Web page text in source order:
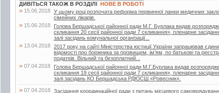
ДИВІТЬСЯ ТАКОЖ В РОЗДІЛІ НОВЕ В РОБОТІ
» 15.06.2018 У цьому році розпочата реформа первинної ланки медичних
сімейних лікарів.
» 15.06.2018
Голова Бершадської районної ради М.Г. Бурлака видав
скликання 20 сесії районної ради 7 скликання», пленарне
залі засідань комунальної організації...
» 13.04.2018 2017 року на сайті Міністерства юстиції України запрацював
відомості про боржника за прізвищем, ім’ям, по батькові та
податків. Вільний та безоплатний...
» 07.04.2018
Голова Бершадської районної ради М.Г.Бурлака видав
скликання 19 сесії районної ради 7 скликання», пленарне
залі засідань КО Бершадська РДЮСШ «Ровесник».
» 07.04.2018 Засідання координаційної ради з питань місцевого